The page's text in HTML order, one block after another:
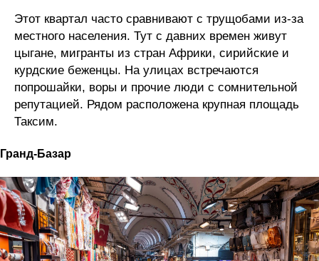
Этот квартал часто сравнивают с трущобами из-за
местного населения. Тут с давних времен живут
цыгане, мигранты из стран Африки, сирийские и
курдские беженцы. На улицах встречаются
попрошайки, воры и прочие люди с сомнительной
репутацией. Рядом расположена крупная площадь
Таксим.
Гранд-Базар